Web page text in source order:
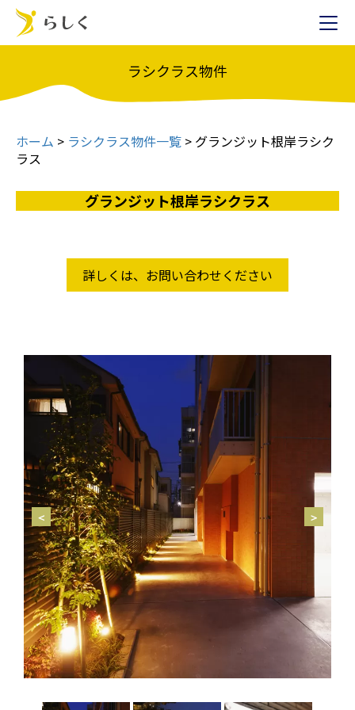
ラシクラス物件
ホーム > ラシクラス物件一覧 > グランジット根岸ラシク
ラス
グランジット根岸ラシクラス
詳しくは、お問い合わせください